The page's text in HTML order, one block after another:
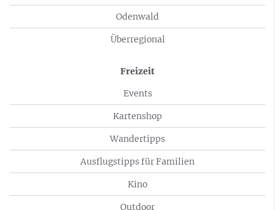
Odenwald
Überregional
Freizeit
Events
Kartenshop
Wandertipps
Ausflugstipps für Familien
Kino
Outdoor